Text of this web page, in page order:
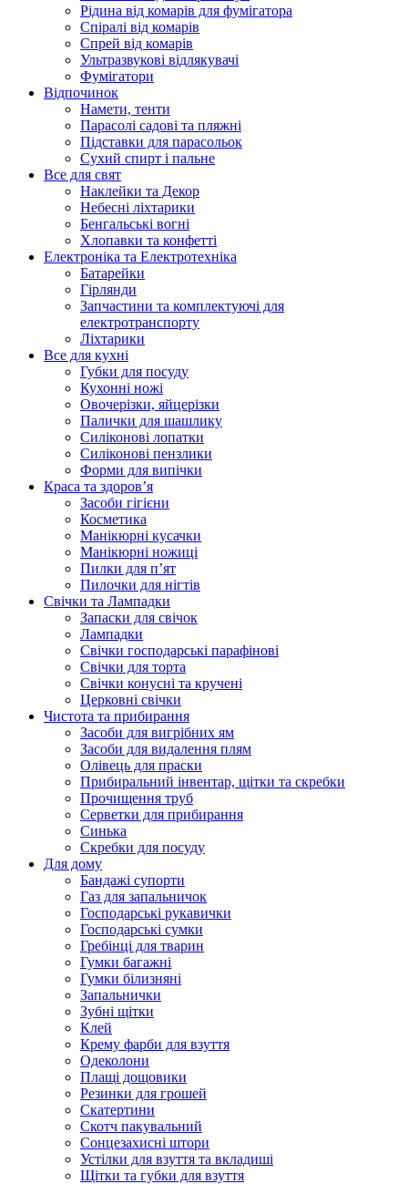
Рідина від комарів для фумігатора
Спіралі від комарів
Спрей від комарів
Ультразвукові відлякувачі
Фумігатори
Відпочинок
Намети, тенти
Парасолі садові та пляжні
Підставки для парасольок
Сухий спирт і пальне
Все для свят
Наклейки та Декор
Небесні ліхтарики
Бенгальські вогні
Хлопавки та конфетті
Електроніка та Електротехніка
Батарейки
Гірлянди
Запчастини та комплектуючі для
електротранспорту
Ліхтарики
Все для кухні
Губки для посуду
Кухонні ножі
Овочерізки, яйцерізки
Палички для шашлику
Силіконові лопатки
Силіконові пензлики
Форми для випічки
Краса та здоров’я
Засоби гігієни
Косметика
Манікюрні кусачки
Манікюрні ножиці
Пилки для п’ят
Пилочки для нігтів
Свічки та Лампадки
Запаски для свічок
Лампадки
Свічки господарські парафінові
Свічки для торта
Свічки конусні та кручені
Церковні свічки
Чистота та прибирання
Засоби для вигрібних ям
Засоби для видалення плям
Олівець для праски
Прибиральний інвентар, щітки та скребки
Прочищення труб
Серветки для прибирання
Синька
Скребки для посуду
Для дому
Бандажі супорти
Газ для запальничок
Господарські рукавички
Господарські сумки
Гребінці для тварин
Гумки багажні
Гумки білизняні
Запальнички
Зубні щітки
Клей
Крему фарби для взуття
Одеколони
Плащі дощовики
Резинки для грошей
Скатертини
Скотч пакувальний
Сонцезахисні штори
Устілки для взуття та вкладиші
Щітки та губки для взуття